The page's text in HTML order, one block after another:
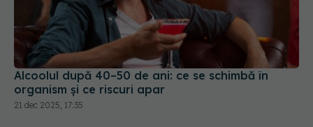
Alcoolul după 40–50 de ani: ce se schimbă în
organism și ce riscuri apar
21 dec 2025, 17:35